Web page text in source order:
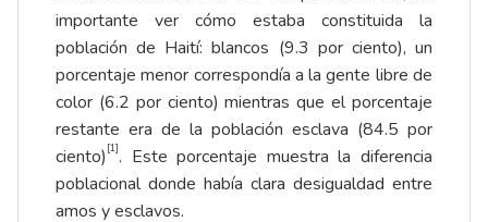
importante ver cómo estaba constituida la
población de Haití: blancos (9.3 por ciento), un
porcentaje menor correspondía a la gente libre de
color (6.2 por ciento) mientras que el porcentaje
restante era de la población esclava (84.5 por
ciento) [1]. Este porcentaje muestra la diferencia
poblacional donde había clara desigualdad entre
amos y esclavos.